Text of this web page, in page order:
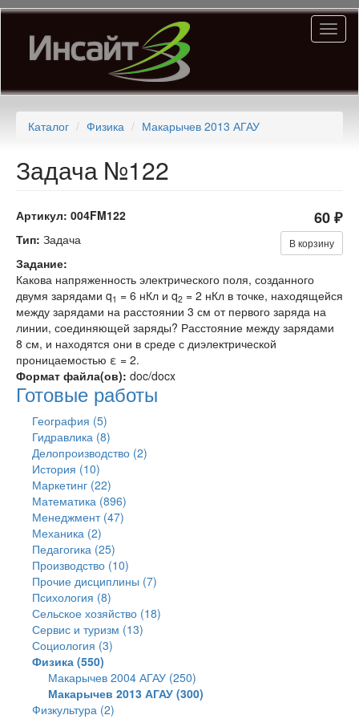
Перейти
основному
содержанию
Каталог Физика Макарычев 2013 АГАУ
Задача №122
Артикул: 004FM122 60 ₽
В корзину
Тип: Задача
Задание:
Какова напряженность электрического поля, созданного
двумя зарядами q1 = 6 нКл и q2 = 2 нКл в точке, находящейся
между зарядами на расстоянии 3 см от первого заряда на
линии, соединяющей заряды? Расстояние между зарядами
8 см, и находятся они в среде с диэлектрической
проницаемостью ε = 2.
Формат файла(ов): doc/docx
Готовые работы
География (5)
Гидравлика (8)
Делопроизводство (2)
История (10)
Маркетинг (22)
Математика (896)
Менеджмент (47)
Механика (2)
Педагогика (25)
Производство (10)
Прочие дисциплины (7)
Психология (8)
Сельское хозяйство (18)
Сервис и туризм (13)
Социология (3)
Физика (550)
Макарычев 2004 АГАУ (250)
Макарычев 2013 АГАУ (300)
Физкультура (2)